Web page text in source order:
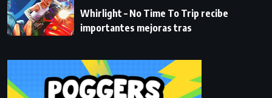
Whirlight – No Time To Trip recibe
importantes mejoras tras